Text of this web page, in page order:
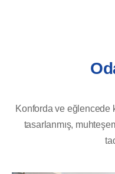
Konforda ve eğlencede
tasarlanmış,